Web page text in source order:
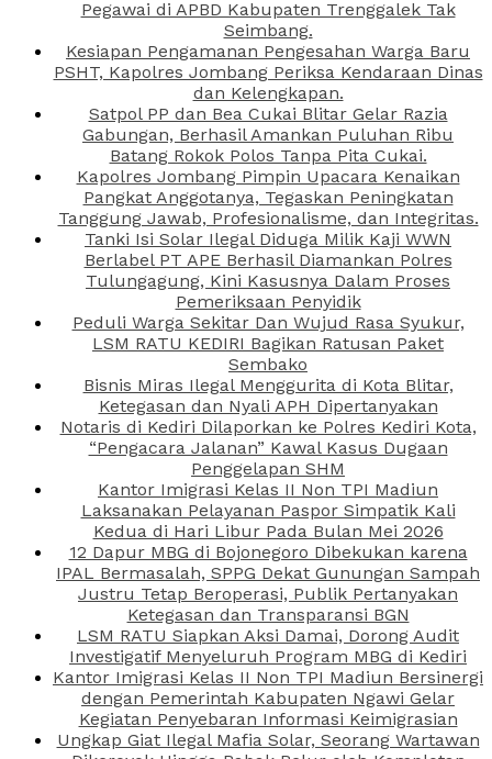
Pegawai di APBD Kabupaten Trenggalek Tak
Seimbang.
Kesiapan Pengamanan Pengesahan Warga Baru
PSHT, Kapolres Jombang Periksa Kendaraan Dinas
dan Kelengkapan.
Satpol PP dan Bea Cukai Blitar Gelar Razia
Gabungan, Berhasil Amankan Puluhan Ribu
Batang Rokok Polos Tanpa Pita Cukai.
Kapolres Jombang Pimpin Upacara Kenaikan
Pangkat Anggotanya, Tegaskan Peningkatan
Tanggung Jawab, Profesionalisme, dan Integritas.
Tanki Isi Solar Ilegal Diduga Milik Kaji WWN
Berlabel PT APE Berhasil Diamankan Polres
Tulungagung, Kini Kasusnya Dalam Proses
Pemeriksaan Penyidik
Peduli Warga Sekitar Dan Wujud Rasa Syukur,
LSM RATU KEDIRI Bagikan Ratusan Paket
Sembako
Bisnis Miras Ilegal Menggurita di Kota Blitar,
Ketegasan dan Nyali APH Dipertanyakan
Notaris di Kediri Dilaporkan ke Polres Kediri Kota,
“Pengacara Jalanan” Kawal Kasus Dugaan
Penggelapan SHM
Kantor Imigrasi Kelas II Non TPI Madiun
Laksanakan Pelayanan Paspor Simpatik Kali
Kedua di Hari Libur Pada Bulan Mei 2026
12 Dapur MBG di Bojonegoro Dibekukan karena
IPAL Bermasalah, SPPG Dekat Gunungan Sampah
Justru Tetap Beroperasi, Publik Pertanyakan
Ketegasan dan Transparansi BGN
LSM RATU Siapkan Aksi Damai, Dorong Audit
Investigatif Menyeluruh Program MBG di Kediri
Kantor Imigrasi Kelas II Non TPI Madiun Bersinergi
dengan Pemerintah Kabupaten Ngawi Gelar
Kegiatan Penyebaran Informasi Keimigrasian
Ungkap Giat Ilegal Mafia Solar, Seorang Wartawan